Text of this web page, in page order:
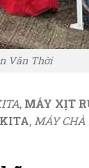
Văn Thời
, MÁY XỊT
, MÁY